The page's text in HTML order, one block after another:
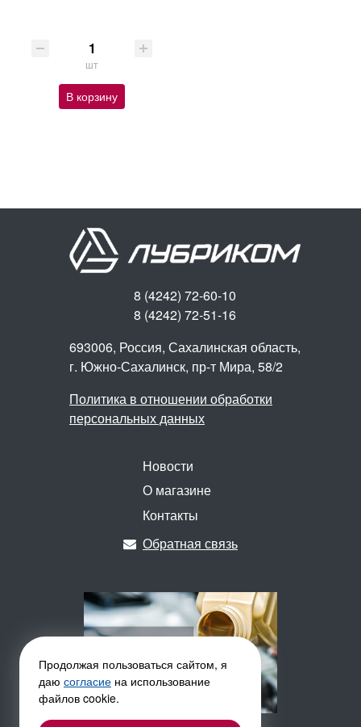
шт
В корзину
Продолжая пользоваться сайтом, я
даю согласие на использование
файлов cookie.
8 (4242) 72-60-10
8 (4242) 72-51-16
693006, Россия, Сахалинская область,
г. Южно-Сахалинск, пр-т Мира, 58/2
Политика в отношении обработки
персональных данных
Новости
О магазине
Контакты
Обратная связь